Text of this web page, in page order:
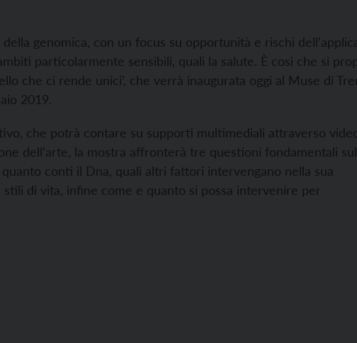
genomica, con un focus su opportunità e rischi
particolarmente sensibili, quali la salute. È così che si
che ci rende unici’, che verrà inaugurata oggi al Muse di
2019.
che potrà contare su supporti multimediali attraverso
dell’arte, la mostra affronterà tre questioni fondamentali sul
conti il Dna, quali altri fattori intervengano nella sua
di vita, infine come e quanto si possa intervenire per